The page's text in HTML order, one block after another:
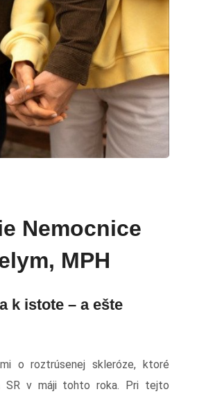
Nemocnice
MPH
k istote – a ešte
o roztrúsenej skleróze, ktoré
SR v máji tohto roka. Pri tejto